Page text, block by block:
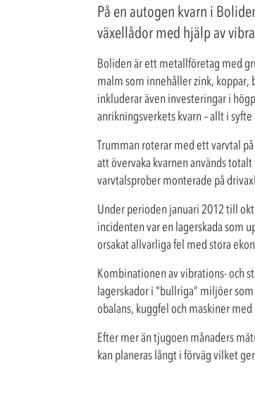
På en autogen kvarn i
växellådor med hjälp av
Boliden är ett metallföretag med
malm som innehåller zink, koppar,
inkluderar även investeringar i
anrikningsverkets kvarn – allt i
Trumman roterar med ett varvtal
att övervaka kvarnen används
varvtalsprober monterade på
Under perioden januari 2012 till
incidenten var en lagerskada som
orsakat allvarliga fel med stora
Kombinationen av vibrations- och
lagerskador i "bullriga” miljöer
obalans, kuggfel och maskiner
Efter mer än tjugoen månaders
kan planeras långt i förväg vilket